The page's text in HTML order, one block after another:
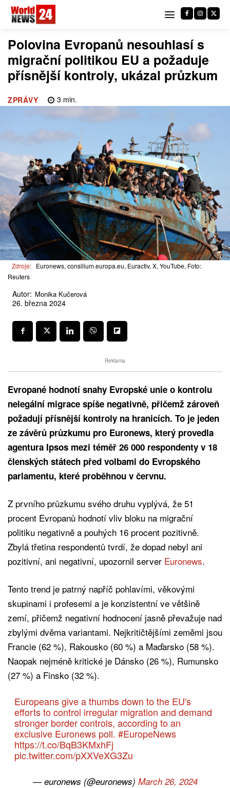
Polovina Evropanů nesouhlasí s
migrační politikou EU a požaduje
přísnější kontroly, ukázal průzkum
ZPRÁVY 3 min.
Zdroje: Euronews, consilium.europa.eu, Euractiv, X, YouTube, Foto:
Reuters
Autor: Monika Kučerová
26. března 2024
Reklama
Evropané hodnotí snahy Evropské unie o kontrolu
nelegální migrace spíše negativně, přičemž zároveň
požadují přísnější kontroly na hranicích. To je jeden
ze závěrů průzkumu pro Euronews, který provedla
agentura Ipsos mezi téměř 26 000 respondenty v 18
členských státech před volbami do Evropského
parlamentu, které proběhnou v červnu.
Z prvního průzkumu svého druhu vyplývá, že 51
procent Evropanů hodnotí vliv bloku na migrační
politiku negativně a pouhých 16 procent pozitivně.
Zbylá třetina respondentů tvrdí, že dopad nebyl ani
pozitivní, ani negativní, upozornil server Euronews.
Tento trend je patrný napříč pohlavími, věkovými
skupinami i profesemi a je konzistentní ve většině
zemí, přičemž negativní hodnocení jasně převažuje nad
zbylými dvěma variantami. Nejkritičtějšími zeměmi jsou
Francie (62 %), Rakousko (60 %) a Maďarsko (58 %).
Naopak nejméně kritické je Dánsko (26 %), Rumunsko
(27 %) a Finsko (32 %).
Europeans give a thumbs down to the EU's
efforts to control irregular migration and demand
stronger border controls, according to an
exclusive Euronews poll. #EuropeNews
https://t.co/BqB3KMxhFj
pic.twitter.com/pXXVeXG3Zu
— euronews (@euronews) March 26, 2024